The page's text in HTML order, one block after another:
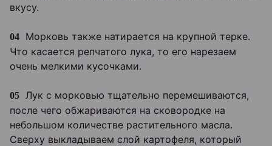
вкусу.
04 Морковь также натирается на крупной терке.
Что касается репчатого лука, то его нарезаем
очень мелкими кусочками.
05 Лук с морковью тщательно перемешиваются,
после чего обжариваются на сковородке на
небольшом количестве растительного масла.
Сверху выкладываем слой картофеля, который